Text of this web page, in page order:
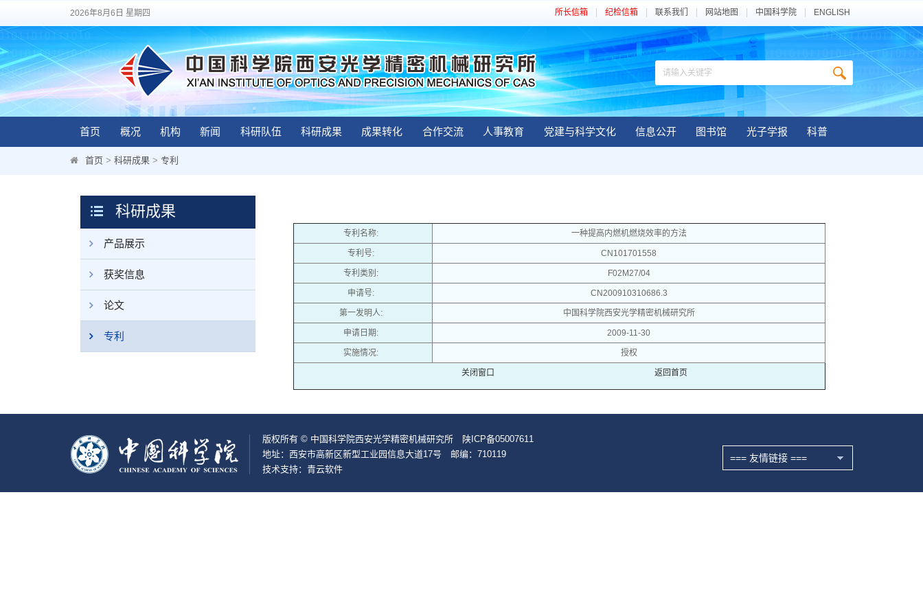
2026年8月6日 星期四 所长信箱 纪检信箱 联系我们 网站地图 中国科学院 ENGLISH
首页 概况 机构 新闻 科研队伍 科研成果 成果转化 合作交流 人事教育 党建与科学文化 信息公开 图书馆 光子学报 科普
首页 > 科研成果 > 专利
科研成果
产品展示
获奖信息
论文
专利
专利名称: 一种提高内燃机燃烧效率的方法
专利号: CN101701558
专利类别: F02M27/04
申请号: CN200910310686.3
第一发明人: 中国科学院西安光学精密机械研究所
申请日期: 2009-11-30
实施情况: 授权
关闭窗口 返回首页
版权所有 © 中国科学院西安光学精密机械研究所 陕ICP备05007611
地址：西安市高新区新型工业园信息大道17号 邮编：710119
技术支持： 青云软件
=== 友情链接 ===